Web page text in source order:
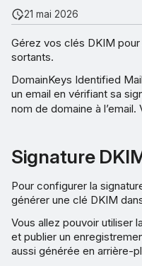
21 mai 2026
Gérez vos clés DKIM
sortants.
DomainKeys Identified
un email en vérifiant sa
nom de domaine à l’email.
Signature
Pour configurer la
générer une clé DKIM
Vous allez pouvoir utiliser
et publier un
aussi générée en arrière-